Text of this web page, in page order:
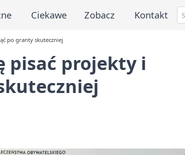
Ciekawe Zobacz Kontakt
po granty skuteczniej
pisać projekty i